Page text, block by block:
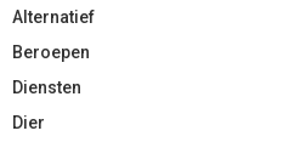
Alternatief
Beroepen
Diensten
Dier